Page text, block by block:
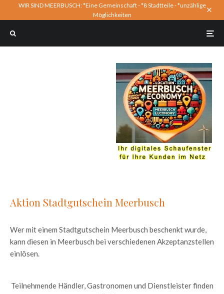
WIR SIND MEERBUSCH: *Eine Gemeinschaft - *8 Stadtteile - *unzählige
Möglichkeiten
Aktion Stadtgutschein Meerbusch
Wer mit einem Stadtgutschein Meerbusch beschenkt wurde,
kann diesen in Meerbusch bei verschiedenen Akzeptanzstellen
einlösen.
Teilnehmende Händler, Gastronomen und Dienstleister finden